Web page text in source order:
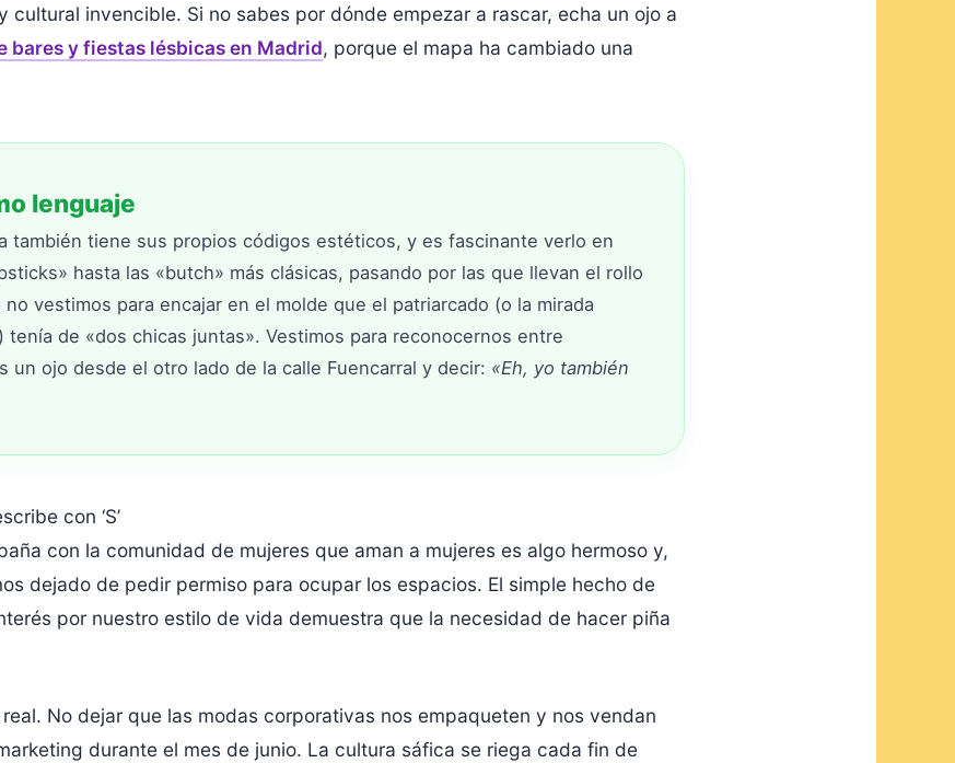
cultural invencible. Si no sabes por dónde empezar a rascar, echa un ojo a
bares y fiestas lésbicas en Madrid, porque el mapa ha cambiado una
lenguaje
también tiene sus propios códigos estéticos, y es fascinante verlo en
hasta las «butch» más clásicas, pasando por las que llevan el rollo
no vestimos para encajar en el molde que el patriarcado (o la mirada
tenía de «dos chicas juntas». Vestimos para reconocernos entre
un ojo desde el otro lado de la calle Fuencarral y decir: «Eh, yo también
con ‘S’
con la comunidad de mujeres que aman a mujeres es algo hermoso y,
dejado de pedir permiso para ocupar los espacios. El simple hecho de
por nuestro estilo de vida demuestra que la necesidad de hacer piña
No dejar que las modas corporativas nos empaqueten y nos vendan
durante el mes de junio. La cultura sáfica se riega cada fin de